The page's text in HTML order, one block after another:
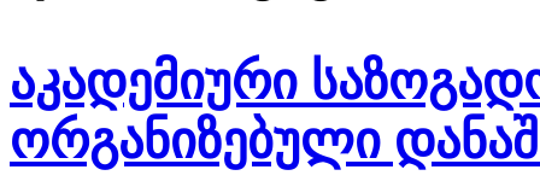
აკადემიური
ორგანიზებული